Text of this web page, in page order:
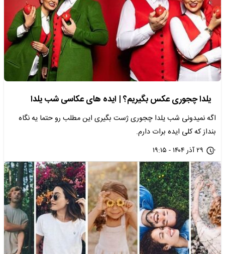
یلدا چجوری عکس بگیریم؟ | ایده های عکاسی شب یلدا
اگه نمیدونی شب یلدا چجوری ژست بگیری این مطلب رو حتما یه نگاه
بنداز که کلی ایده برات دارم.
۲۹ آذر ۱۴۰۴ - ۱۹:۱۵